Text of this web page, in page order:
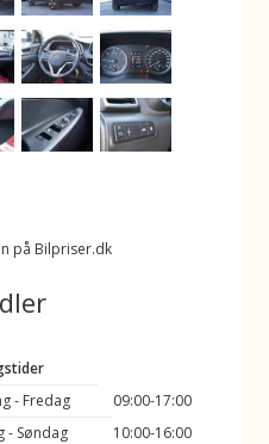
på Bilpriser.dk
- Fredag
09:00-17:00
- Søndag
10:00-16:00